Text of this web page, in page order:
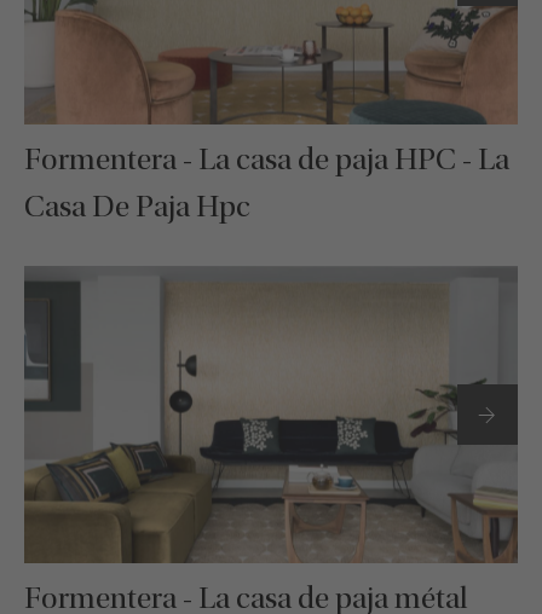
Formentera - La casa de paja HPC - La
Casa De Paja Hpc
Formentera - La casa de paja métal